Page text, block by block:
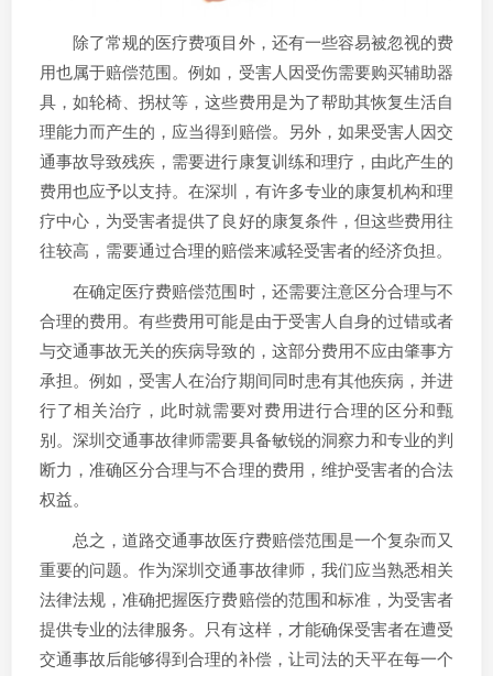
除了常规的医疗费项目外，还有一些容易被忽视的费
用也属于赔偿范围。例如，受害人因受伤需要购买辅助器
具，如轮椅、拐杖等，这些费用是为了帮助其恢复生活自
理能力而产生的，应当得到赔偿。另外，如果受害人因交
通事故导致残疾，需要进行康复训练和理疗，由此产生的
费用也应予以支持。在深圳，有许多专业的康复机构和理
疗中心，为受害者提供了良好的康复条件，但这些费用往
往较高，需要通过合理的赔偿来减轻受害者的经济负担。
在确定医疗费赔偿范围时，还需要注意区分合理与不
合理的费用。有些费用可能是由于受害人自身的过错或者
与交通事故无关的疾病导致的，这部分费用不应由肇事方
承担。例如，受害人在治疗期间同时患有其他疾病，并进
行了相关治疗，此时就需要对费用进行合理的区分和甄
别。深圳交通事故律师需要具备敏锐的洞察力和专业的判
断力，准确区分合理与不合理的费用，维护受害者的合法
权益。
总之，道路交通事故医疗费赔偿范围是一个复杂而又
重要的问题。作为深圳交通事故律师，我们应当熟悉相关
法律法规，准确把握医疗费赔偿的范围和标准，为受害者
提供专业的法律服务。只有这样，才能确保受害者在遭受
交通事故后能够得到合理的补偿，让司法的天平在每一个